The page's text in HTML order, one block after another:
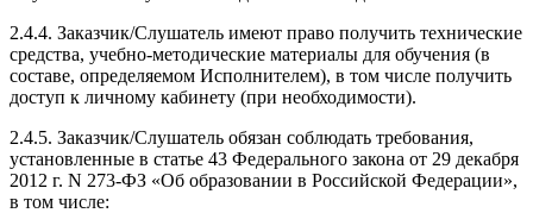
2.4.4. Заказчик/Слушатель имеют право получить технические
средства, учебно-методические материалы для обучения (в
составе, определяемом Исполнителем), в том числе получить
доступ к личному кабинету (при необходимости).
2.4.5. Заказчик/Слушатель обязан соблюдать требования,
установленные в статье 43 Федерального закона от 29 декабря
2012 г. N 273-ФЗ «Об образовании в Российской Федерации»,
в том числе: